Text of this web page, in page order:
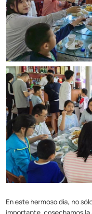
En este hermoso día, no
importante, cosechamos